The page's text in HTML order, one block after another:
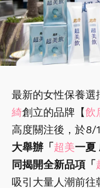
最新的女性保養選
綺創立的品牌【飲
高度關注後，於8/1
大舉辦「超美一夏
同揭開全新品項「
吸引大量人潮前往